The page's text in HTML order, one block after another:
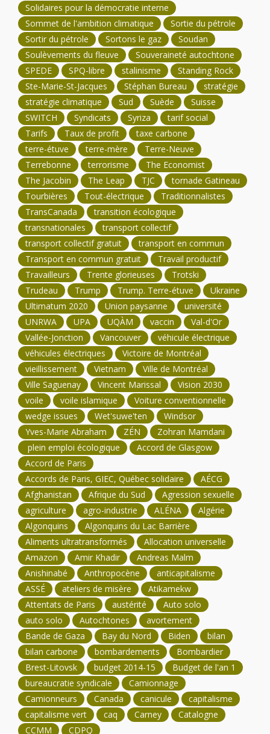
Solidaires pour la démocratie interne
Sommet de l'ambition climatique
Sortie du pétrole
Sortir du pétrole
Sortons le gaz
Soudan
Soulèvements du fleuve
Souveraineté autochtone
SPEDE
SPQ-libre stalinisme
Standing Rock
Ste-Marie-St-Jacques
Stéphan Bureau
stratégie
stratégie climatique
Sud Suède
Suisse
SWITCH
Syndicats Syriza
tarif social
Tarifs
Taux de profit
taxe carbone
terre-étuve
terre-mère
Terre-Neuve
Terrebonne
terrorisme
The Economist
The Jacobin
The Leap TJC
tornade Gatineau
Tourbières
Tout-électrique
Traditionnalistes
TransCanada
transition écologique
transnationales
transport collectif
transport collectif gratuit
transport en commun
Transport en commun gratuit
Travail productif
Travailleurs
Trente glorieuses
Trotski
Trudeau
Trump Trump. Terre-étuve
Ukraine
Ultimatum 2020
Union paysanne
université
UNRWA
UPA UQÀM vaccin
Val-d'Or
Vallée-Jonction
Vancouver
véhicule électrique
véhicules électriques
Victoire de Montréal
vieillissement
Vietnam
Ville de Montréal
Ville Saguenay
Vincent Marissal
Vision 2030
voile
voile islamique
Voiture conventionnelle
wedge issues
Wet'suwe'ten
Windsor
Yves-Marie Abraham
ZÉN
Zohran Mamdani
plein emploi écologique
Accord de Glasgow
Accord de Paris
Accords de Paris, GIEC, Québec solidaire
AÉCG
Afghanistan
Afrique du Sud
Agression sexuelle
agriculture
agro-industrie ALÉNA
Algérie
Algonquins
Algonquins du Lac Barrière
Aliments ultratransformés
Allocation universelle
Amazon
Amir Khadir
Andreas Malm
Anishinabé
Anthropocène
anticapitalisme
ASSÉ
ateliers de misère
Atikamekw
Attentats de Paris
austérité
Auto solo
auto solo
Autochtones
avortement
Bande de Gaza
Bay du Nord Biden
bilan
bilan carbone
bombardements
Bombardier
Brest-Litovsk
budget 2014-15
Budget de l'an 1
bureaucratie syndicale
Camionnage
Camionneurs
Canada canicule
capitalisme
capitalisme vert
caq Carney
Catalogne
CCMM
CDPQ